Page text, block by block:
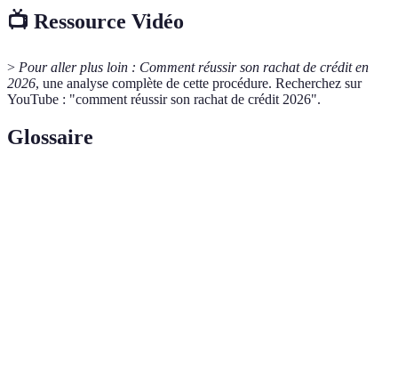
📺 Ressource Vidéo
> Pour aller plus loin : Comment réussir son rachat de crédit en
2026, une analyse complète de cette procédure. Recherchez sur
YouTube : "comment réussir son rachat de crédit 2026".
Glossaire